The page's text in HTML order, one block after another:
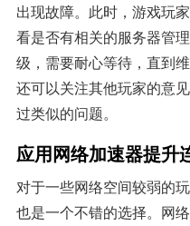
出现故障。此时，游戏玩
看是否有相关的服务器管
级，需要耐心等待，直到
还可以关注其他玩家的意
过类似的问题。
应用网络加速器提升
对于一些网络空间较弱的
也是一个不错的选择。网